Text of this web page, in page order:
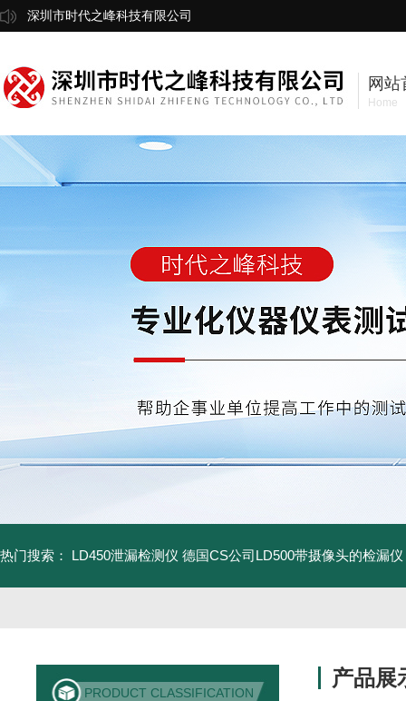
深圳市时代之峰科技有限公司
网站
Home
热门搜索： LD450泄漏检测仪 德国CS公司LD500带摄像头的检漏仪
PRODUCT CLASSIFICATION
产品展